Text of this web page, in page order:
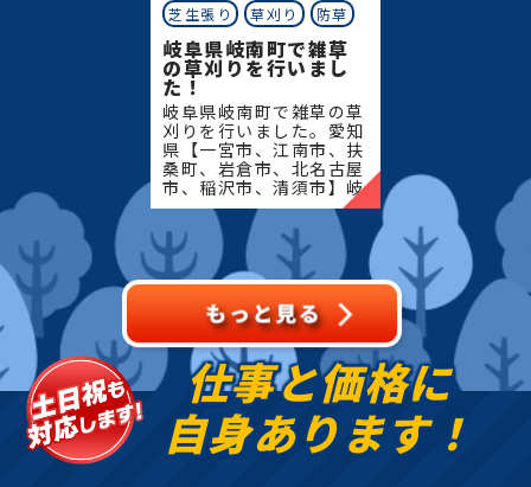
芝生張り 草刈り 防草
岐阜県岐南町で雑草
の草刈りを行いまし
た！
岐阜県岐南町で雑草の草
刈りを行いました。愛知
県【一宮市、江南市、扶
桑町、岩倉市、北名古屋
市、稲沢市、清須市】岐
阜県【岐阜市、各務原
市、岐南町、笠松町、羽
島市】地域密着で伐採・
抜根・剪定・草刈りなど
のお
仕事と価格に
自身あります！